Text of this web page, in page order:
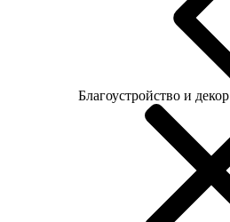
Благоустройство и декор